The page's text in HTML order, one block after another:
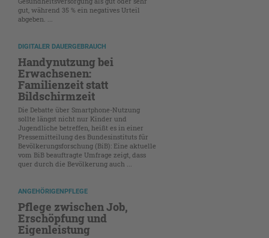
gut, während 35 % ein negatives Urteil
abgeben. ...
DIGITALER DAUERGEBRAUCH
Handynutzung bei
Erwachsenen:
Familienzeit statt
Bildschirmzeit
Die Debatte über Smartphone-Nutzung
sollte längst nicht nur Kinder und
Jugendliche betreffen, heißt es in einer
Pressemitteilung des Bundesinstituts für
Bevölkerungsforschung (BiB): Eine aktuelle
vom BiB beauftragte Umfrage zeigt, dass
quer durch die Bevölkerung auch ...
ANGEHÖRIGENPFLEGE
Pflege zwischen Job,
Erschöpfung und
Eigenleistung